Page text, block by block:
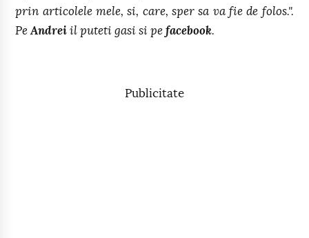
prin articolele mele, si, care, sper sa va fie de folos.".
PeAndrei il puteti gasi si pefacebook.
Publicitate